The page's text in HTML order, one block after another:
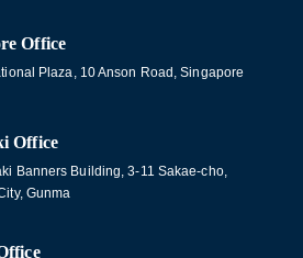
Office
Plaza, 10 Anson Road, Singapore
Office
Banners Building, 3-11 Sakae-cho,
Gunma